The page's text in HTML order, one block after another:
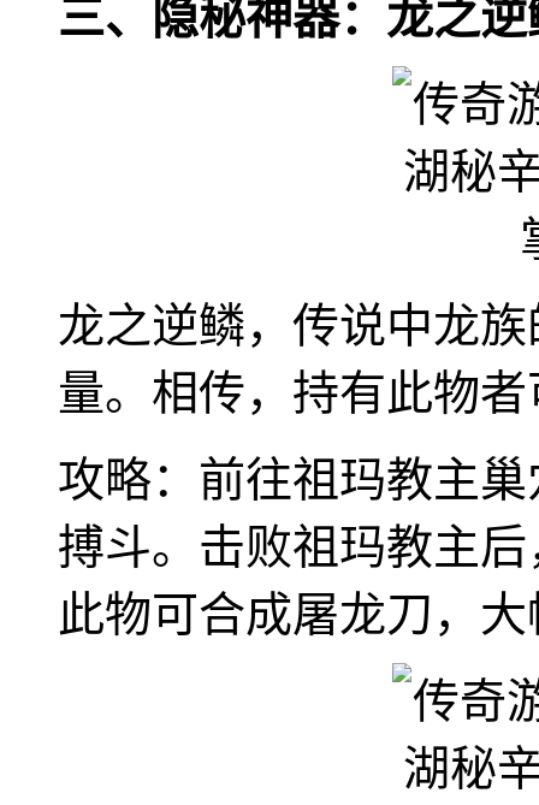
三、隐秘神器：龙之逆
龙之逆鳞，传说中龙
量。相传，持有此物
攻略：前往祖玛教主
搏斗。击败祖玛教主
此物可合成屠龙刀，